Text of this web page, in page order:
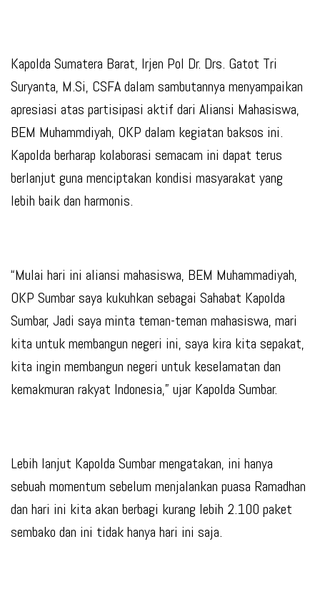
Kapolda Sumatera Barat, Irjen Pol Dr. Drs. Gatot Tri
Suryanta, M.Si, CSFA dalam sambutannya menyampaikan
apresiasi atas partisipasi aktif dari Aliansi Mahasiswa,
BEM Muhammdiyah, OKP dalam kegiatan baksos ini.
Kapolda berharap kolaborasi semacam ini dapat terus
berlanjut guna menciptakan kondisi masyarakat yang
lebih baik dan harmonis.
“Mulai hari ini aliansi mahasiswa, BEM Muhammadiyah,
OKP Sumbar saya kukuhkan sebagai Sahabat Kapolda
Sumbar, Jadi saya minta teman-teman mahasiswa, mari
kita untuk membangun negeri ini, saya kira kita sepakat,
kita ingin membangun negeri untuk keselamatan dan
kemakmuran rakyat Indonesia,” ujar Kapolda Sumbar.
Lebih lanjut Kapolda Sumbar mengatakan, ini hanya
sebuah momentum sebelum menjalankan puasa Ramadhan
dan hari ini kita akan berbagi kurang lebih 2.100 paket
sembako dan ini tidak hanya hari ini saja.